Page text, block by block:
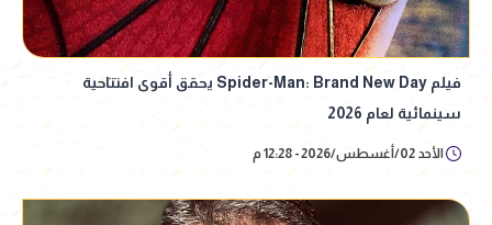
فيلم Spider-Man: Brand New Day يحقق أقوى افتتاحية
سينمائية لعام 2026
الأحد 02/أغسطس/2026 - 12:28 م